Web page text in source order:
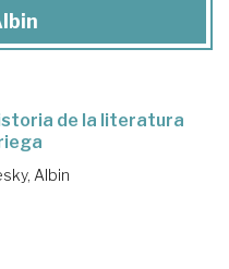
de la literatura
Albin